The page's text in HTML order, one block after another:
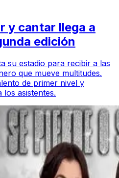
y cantar llega a
edición
su estadio para recibir a las
que mueve multitudes.
de primer nivel y
los asistentes.